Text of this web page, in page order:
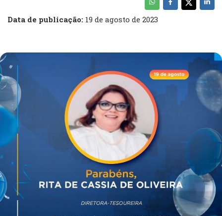
Data de publicação: 19 de agosto de 2023